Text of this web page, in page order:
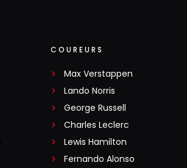
COUREURS
Max Verstappen
Lando Norris
George Russell
Charles Leclerc
Lewis Hamilton
Fernando Alonso